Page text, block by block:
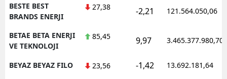
BESTE BEST
BRANDS ENERJI
27,38 -2,21 121.564.050,06
BETAE BETA ENERJI
VE TEKNOLOJI
85,45 9,97 3.465.377.980,70
BEYAZ BEYAZ FILO 23,56 -1,42 13.692.181,64